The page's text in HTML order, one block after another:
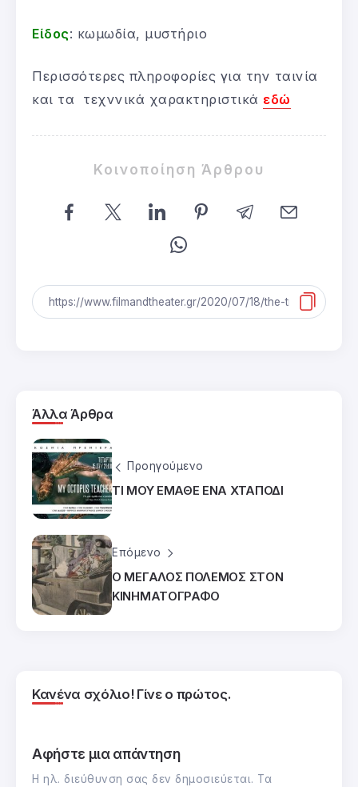
Είδος: κωμωδία, μυστήριο
Περισσότερες πληροφορίες για την ταινία
και τα τεχννικά χαρακτηριστικά εδώ
Κοινοποίηση Άρθρου
Άλλα Άρθρα
Προηγούμενο
ΤΙ ΜΟΥ ΕΜΑΘΕ ΕΝΑ ΧΤΑΠΟΔΙ
Επόμενο
Ο ΜΕΓΑΛΟΣ ΠΟΛΕΜΟΣ ΣΤΟΝ
ΚΙΝΗΜΑΤΟΓΡΑΦΟ
Κανένα σχόλιο! Γίνε ο πρώτος.
Αφήστε μια απάντηση
Η ηλ. διεύθυνση σας δεν δημοσιεύεται. Τα